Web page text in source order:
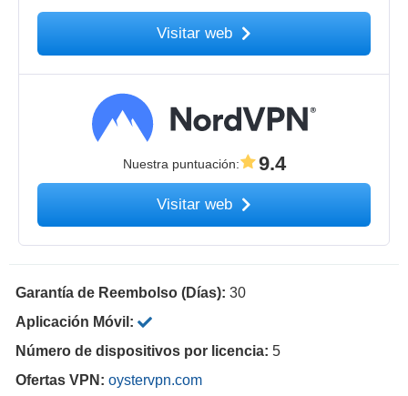
Visitar web
Nuestra puntuación: 9.4
Visitar web
Garantía de Reembolso (Días): 30
Aplicación Móvil:
Número de dispositivos por licencia: 5
Ofertas VPN: oystervpn.com